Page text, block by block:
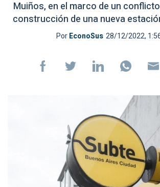
Muiños, en el marco de un
construcción de una nueva
PorEconoSus 28/12/2022,